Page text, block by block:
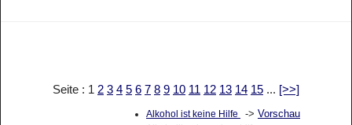
Seite : 1 2 3 4 5 6 7 8 9 10 11 12 13 14 15 ... [>>]
Alkohol ist keine Hilfe -> Vorschau